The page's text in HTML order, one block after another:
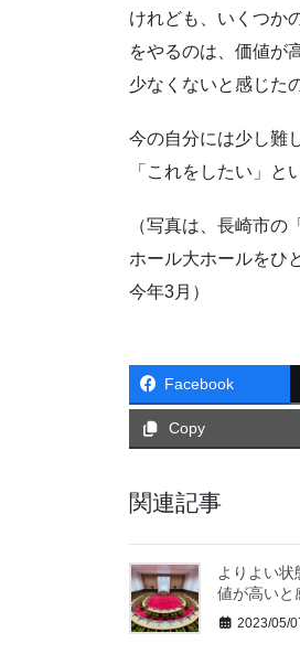
けれども、いくつか
をやるのは、価値が
少なくないと感じた
今の自分には少し難
「これをしたい」
（写真は、長崎市
ホール大ホールをひ
今年3月）
Facebook
Copy
関連記事
よりよい状
値が高いと
2023/05/